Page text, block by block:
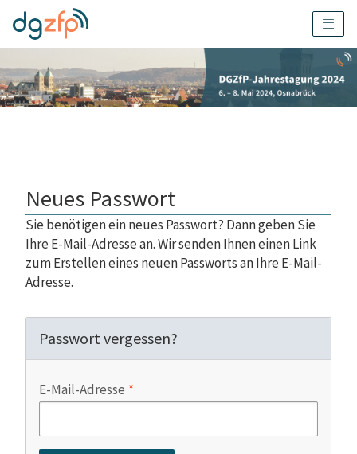
Neues Passwort
Sie benötigen ein neues Passwort? Dann geben Sie
Ihre E-Mail-Adresse an. Wir senden Ihnen einen Link
zum Erstellen eines neuen Passworts an Ihre E-Mail-
Adresse.
Passwort vergessen?
E-Mail-Adresse